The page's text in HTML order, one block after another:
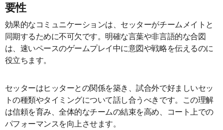
要性
効果的なコミュニケーションは、セッターがチームメイトと
同期するために不可欠です。明確な言葉や非言語的な合図
は、速いペースのゲームプレイ中に意図や戦略を伝えるのに
役立ちます。
セッターはヒッターとの関係を築き、試合外で好ましいセッ
トの種類やタイミングについて話し合うべきです。この理解
は信頼を育み、全体的なチームの結束を高め、コート上での
パフォーマンスを向上させます。